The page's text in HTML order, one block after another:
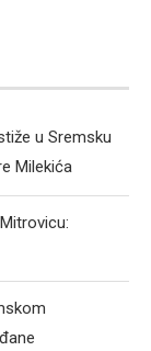
u Sremsku
Milekića